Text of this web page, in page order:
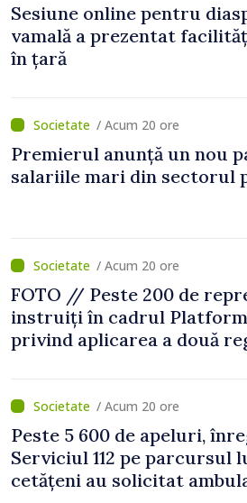
Sesiune online pentru
vamală a prezentat
în țară
/ Acum 20 ore
Premierul anunță un nou
salariile mari din sectorul
/ Acum 20 ore
FOTO // Peste 200 de
instruiți în cadrul
privind aplicarea a două
/ Acum 20 ore
Peste 5 600 de apeluri,
Serviciul 112 pe parcursul
cetățeni au solicitat